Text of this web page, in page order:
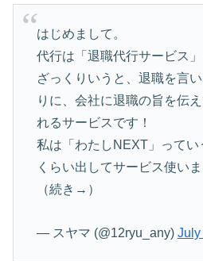
はじめまして。
代行は「退職代行サービス」
ざっくりいうと、退職を言
りに、会社に退職の旨を伝
れるサービスです！
私は「わたしNEXT」ってい
くらい出してサービス使いま
（続き→）
— スヤマ (@12ryu_any) July